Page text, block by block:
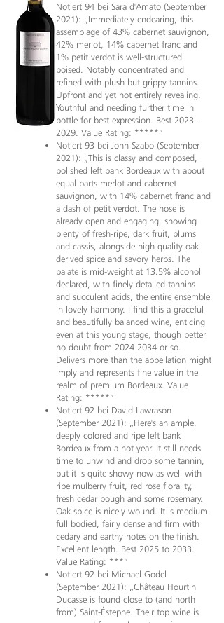
Notiert 94 bei Sara d'Amato (September
2021): „Immediately endearing, this
assemblage of 43% cabernet sauvignon,
42% merlot, 14% cabernet franc and
1% petit verdot is well-structured
poised. Notably concentrated and
refined with plush but grippy tannins.
Upfront and yet not entirely revealing.
Youthful and needing further time in
bottle for best expression. Best 2023-
2029 . Value Rating: *****”
Notiert 93 bei John Szabo (September
2021): „This is classy and composed,
polished left bank Bordeaux with about
equal parts merlot and cabernet
sauvignon, with 14% cabernet franc and
a dash of petit verdot. The nose is
already open and engaging, showing
plenty of fresh-ripe, dark fruit, plums
and cassis, alongside high-quality oak-
derived spice and savory herbs. The
palate is mid-weight at 13.5% alcohol
declared, with finely detailed tannins
and succulent acids, the entire ensemble
in lovely harmony. I find this a graceful
and beautifully balanced wine, enticing
even at this young stage, though better
no doubt from 2024-2034 or so.
Delivers more than the appellation might
imply and represents fine value in the
realm of premium Bordeaux. Value
Rating: *****”
Notiert 92 bei David Lawrason
(September 2021): „Here's an ample,
deeply colored and ripe left bank
Bordeaux from a hot year. It still needs
time to unwind and drop some tannin,
but it is quite showy now as well with
ripe mulberry fruit, red rose florality,
fresh cedar bough and some rosemary.
Oak spice is nicely wound. It is medium-
full bodied, fairly dense and firm with
cedary and earthy notes on the finish.
Excellent length. Best 2025 to 2033.
Value Rating: ***”
Notiert 92 bei Michael Godel
(September 2021): „Château Hourtin
Ducasse is found close to (and north
from) Saint-Éstephe. Their top wine is